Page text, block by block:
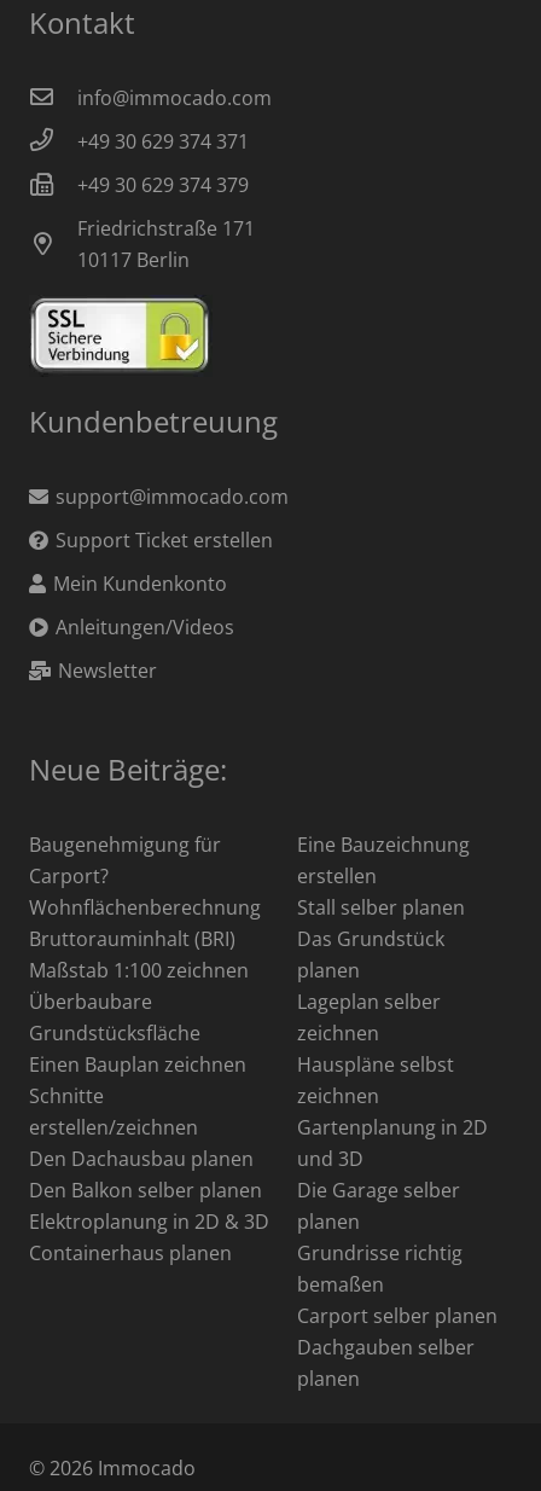
Kontakt
info@immocado.com
+49 30 629 374 371
+49 30 629 374 379
Friedrichstraße 171
10117 Berlin
Kundenbetreuung
support@immocado.com
Support Ticket erstellen
Mein Kundenkonto
Anleitungen/Videos
Newsletter
Neue Beiträge:
Baugenehmigung für
Carport?
Wohnflächenberechnung
Bruttorauminhalt (BRI)
Maßstab 1:100 zeichnen
Überbaubare
Grundstücksfläche
Einen Bauplan zeichnen
Schnitte
erstellen/zeichnen
Den Dachausbau planen
Den Balkon selber planen
Elektroplanung in 2D & 3D
Containerhaus planen
Eine Bauzeichnung
erstellen
Stall selber planen
Das Grundstück
planen
Lageplan selber
zeichnen
Hauspläne selbst
zeichnen
Gartenplanung in 2D
und 3D
Die Garage selber
planen
Grundrisse richtig
bemaßen
Carport selber planen
Dachgauben selber
planen
© 2026 Immocado